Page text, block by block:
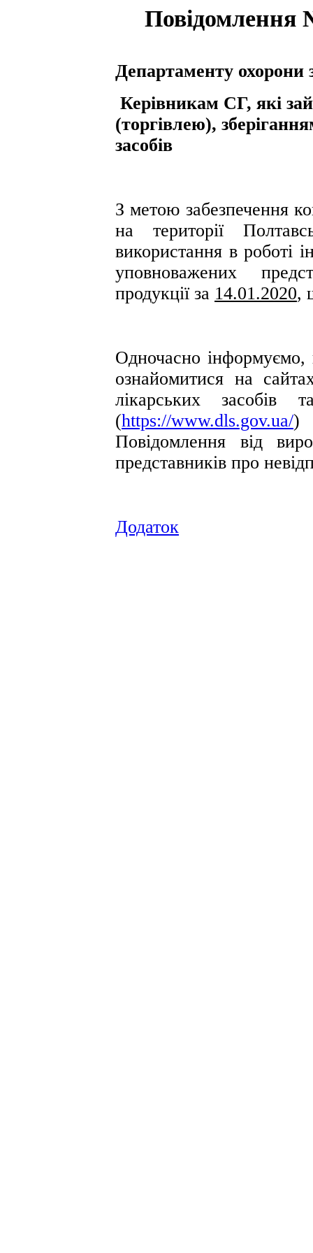
Повідомлення
Департаменту охорони
Керівникам СГ, які
(торгівлею),
засобів
З метою забезпечення
на території
використання в роботі
уповноважених
продукції за 14.01.2020,
Одночасно
ознайомитися на
лікарських засобів
(https://www.dls.gov.ua/)
Повідомлення від
представників про
Додаток